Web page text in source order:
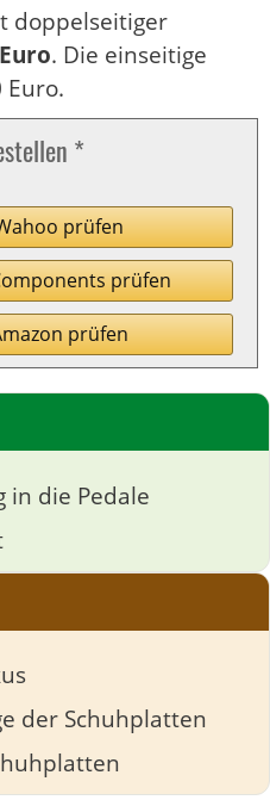
doppelseitiger
. Die einseitige
Euro.
*
prüfen
prüfen
prüfen
in die Pedale
der Schuhplatten